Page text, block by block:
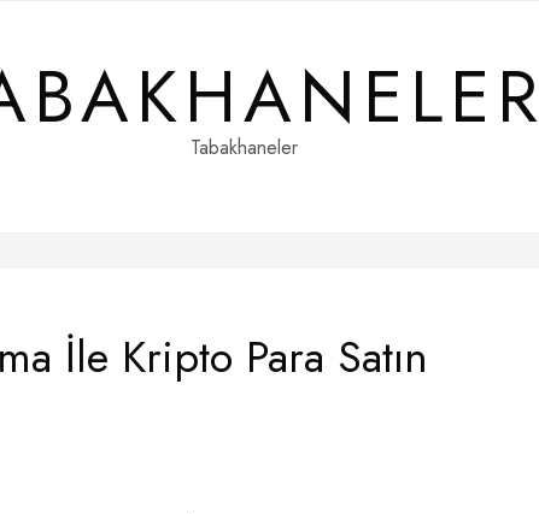
Tabakhaneler
İle Kripto Para Satın